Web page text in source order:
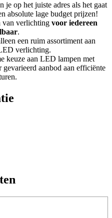
op het juiste adres als het gaat
absolute lage budget prijzen!
van verlichting voor iedereen
.
een ruim assortiment aan
verlichting.
keuze aan LED lampen met
aanbod aan efficiënte